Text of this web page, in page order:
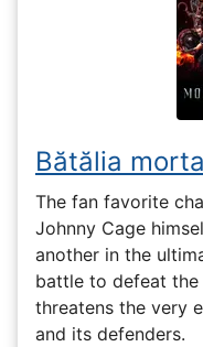
Bătălia
The fan favorite
Johnny Cage
another in the
battle to defeat the
threatens the very
and its defenders.